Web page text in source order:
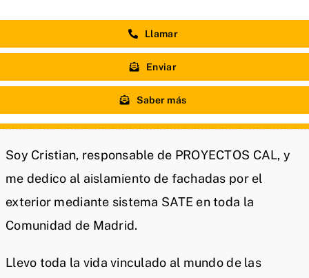
Soy Cristian, responsable de PROYECTOS CAL, y
me dedico al aislamiento de fachadas por el
exterior mediante sistema SATE en toda la
Comunidad de Madrid.
Llevo toda la vida vinculado al mundo de las
Llamar
Enviar
Saber más